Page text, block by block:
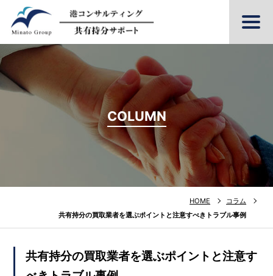
COLUMN
HOME
コラム
共有持分の買取業者を選ぶポイントと注意すべきトラブル事例
共有持分の買取業者を選ぶポイントと注意す